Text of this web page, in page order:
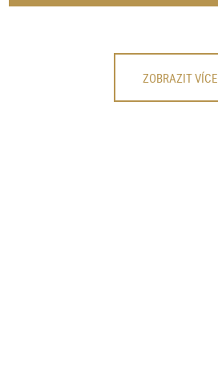
ZOBRAZIT VÍCE